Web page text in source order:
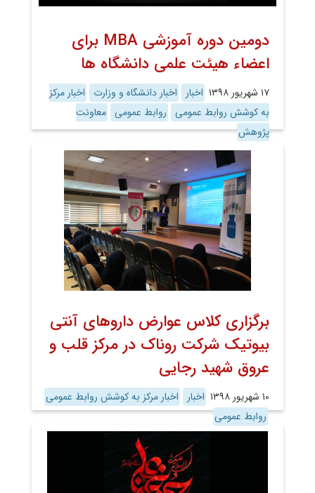
دومین دوره آموزشی MBA برای
اعضاء هیئت علمی دانشگاه ها
۱۷ شهریور ۱۳۹۸ اخبار اخبار دانشگاه و وزارت
اخبار مرکز
به کوشش روابط عمومی روابط عمومی معاونت
پژوهش
برگزاری کلاس عوارض داروهای آنتی
بیوتیک شرکت روناک در مرکز قلب و
عروق شهید رجایی
۱۰ شهریور ۱۳۹۸ اخبار
اخبار مرکز به کوشش روابط عمومی
روابط عمومی